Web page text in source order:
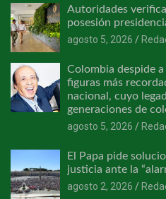
Autoridades
posesión
agosto 5, 2026
Colombia despide
figuras más
nacional, cuyo
generaciones de
agosto 5, 2026
El Papa pide
justicia ante la
agosto 2, 2026